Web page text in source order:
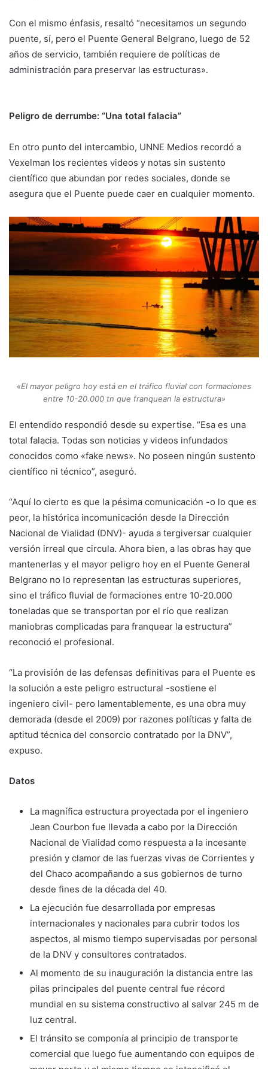
Con el mismo énfasis, resaltó “necesitamos un segundo
puente, sí, pero el Puente General Belgrano, luego de 52
años de servicio, también requiere de políticas de
administración para preservar las estructuras».
Peligro de derrumbe: “Una total falacia”
En otro punto del intercambio, UNNE Medios recordó a
Vexelman los recientes videos y notas sin sustento
científico que abundan por redes sociales, donde se
asegura que el Puente puede caer en cualquier momento.
«El mayor peligro hoy está en el tráfico fluvial con formaciones
entre 10-20.000 tn que franquean la estructura»
El entendido respondió desde su expertise. “Esa es una
total falacia. Todas son noticias y videos infundados
conocidos como «fake news». No poseen ningún sustento
científico ni técnico”, aseguró.
“Aquí lo cierto es que la pésima comunicación -o lo que es
peor, la histórica incomunicación desde la Dirección
Nacional de Vialidad (DNV)- ayuda a tergiversar cualquier
versión irreal que circula. Ahora bien, a las obras hay que
mantenerlas y el mayor peligro hoy en el Puente General
Belgrano no lo representan las estructuras superiores,
sino el tráfico fluvial de formaciones entre 10-20.000
toneladas que se transportan por el río que realizan
maniobras complicadas para franquear la estructura”
reconoció el profesional.
“La provisión de las defensas definitivas para el Puente es
la solución a este peligro estructural -sostiene el
ingeniero civil- pero lamentablemente, es una obra muy
demorada (desde el 2009) por razones políticas y falta de
aptitud técnica del consorcio contratado por la DNV”,
expuso.
Datos
La magnífica estructura proyectada por el ingeniero
Jean Courbon fue llevada a cabo por la Dirección
Nacional de Vialidad como respuesta a la incesante
presión y clamor de las fuerzas vivas de Corrientes y
del Chaco acompañando a sus gobiernos de turno
desde fines de la década del 40.
La ejecución fue desarrollada por empresas
internacionales y nacionales para cubrir todos los
aspectos, al mismo tiempo supervisadas por personal
de la DNV y consultores contratados.
Al momento de su inauguración la distancia entre las
pilas principales del puente central fue récord
mundial en su sistema constructivo al salvar 245 m de
luz central.
El tránsito se componía al principio de transporte
comercial que luego fue aumentando con equipos de